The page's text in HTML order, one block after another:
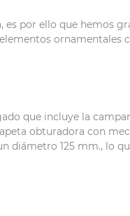
por ello que hemos
que incluye la
obturadora con
diámetro 125 mm., lo